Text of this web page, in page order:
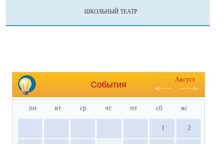
ШКОЛЬНЫЙ ТЕАТР
События
Август
пн вт ср чт пт сб вс
1 2